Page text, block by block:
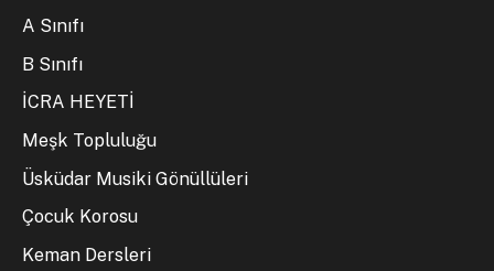
A Sınıfı
B Sınıfı
İCRA HEYETİ
Meşk Topluluğu
Üsküdar Musiki Gönüllüleri
Çocuk Korosu
Keman Dersleri